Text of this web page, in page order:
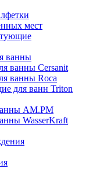
мест
ванны
ванны Cersanit
ванны Roca
для ванн Triton
AM.PM
WasserKraft